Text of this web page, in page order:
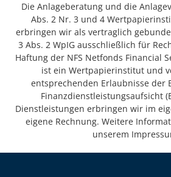
Die Anlageberatung und die
Abs. 2 Nr. 3 und 4
erbringen wir als vertraglich
3 Abs. 2 WpIG ausschließlich für
Haftung der NFS Netfonds Financial
ist ein Wertpapierinstitut und
entsprechenden Erlaubnisse der
Finanzdienstleistungsaufsicht
Dienstleistungen erbringen wir im
eigene Rechnung. Weitere
unserem